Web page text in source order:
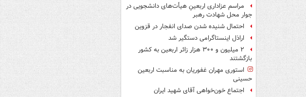
مراسم عزاداری اربعینِ هیأت‌های دانشجویی در
جوار محل شهادت رهبر
احتمال شنیده شدن صدای انفجار در قزوین
اراذل اینستاگرامی دستگیر شد
۲ میلیون و ۳۰۰ هزار زائر اربعین به کشور
بازگشتند
استوری مهران غفوریان به مناسبت اربعین
حسینی
اجتماع خون‌خواهی آقای شهید ایران